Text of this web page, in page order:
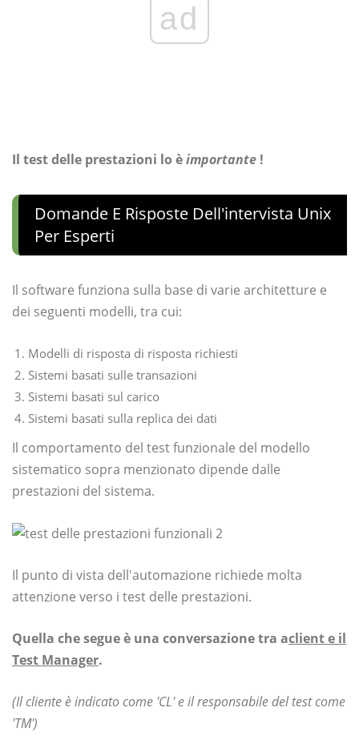
ad
Il test delle prestazioni lo èimportante !
Domande E Risposte Dell'intervista Unix
Per Esperti
Il software funziona sulla base di varie architetture e
dei seguenti modelli, tra cui:
Modelli di risposta di risposta richiesti
Sistemi basati sulle transazioni
Sistemi basati sul carico
Sistemi basati sulla replica dei dati
Il comportamento del test funzionale del modello
sistematico sopra menzionato dipende dalle
prestazioni del sistema.
Il punto di vista dell'automazione richiede molta
attenzione verso i test delle prestazioni.
Quella che segue è una conversazione tra aclient e il
Test Manager.
(Il cliente è indicato come 'CL' e il responsabile del test come
'TM')